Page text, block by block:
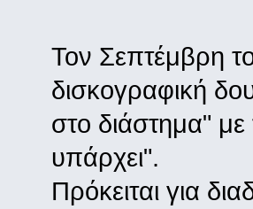
Τον Σεπτέμβρη
δισκογραφική
στο διάστημα" με
υπάρχει".
Πρόκειται για